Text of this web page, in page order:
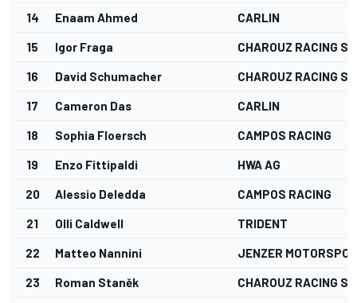
14 Enaam Ahmed CARLIN
15 Igor Fraga CHAROUZ RACING
16 David Schumacher CHAROUZ RACING
17 Cameron Das CARLIN
18 Sophia Floersch CAMPOS RACING
19 Enzo Fittipaldi HWA AG
20 Alessio Deledda CAMPOS RACING
21 Olli Caldwell TRIDENT
22 Matteo Nannini JENZER
23 Roman Staněk CHAROUZ RACING